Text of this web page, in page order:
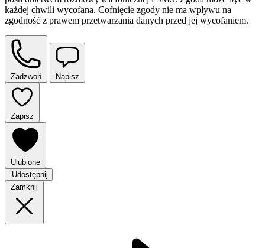
każdej chwili wycofana. Cofnięcie zgody nie ma wpływu na
zgodność z prawem przetwarzania danych przed jej wycofaniem.
Zadzwoń Napisz
Zapisz
Ulubione
Udostępnij
Zamknij